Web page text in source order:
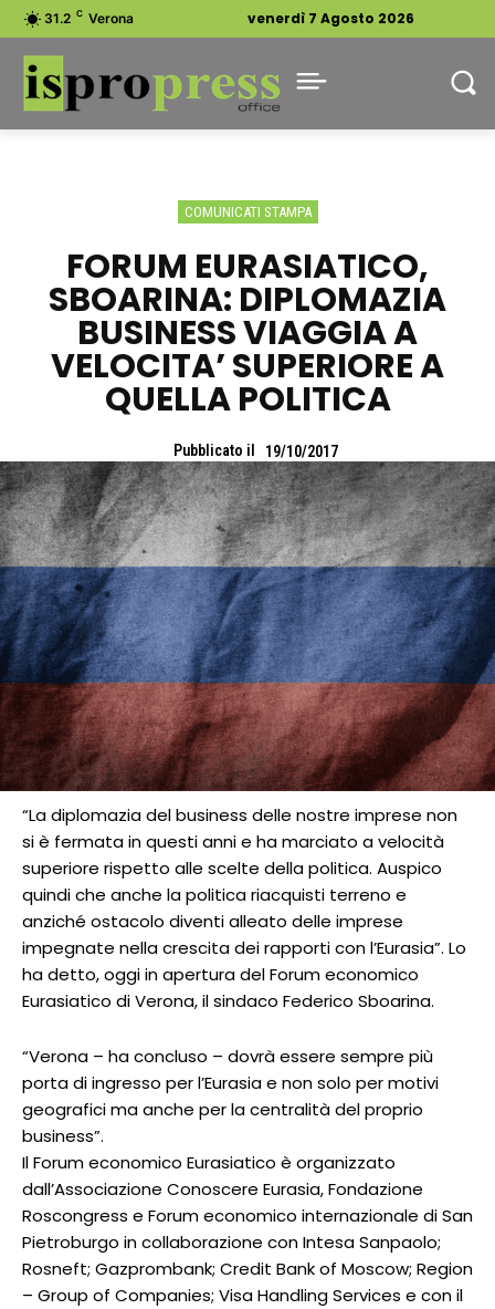
31.2 C Verona venerdì 7 Agosto 2026
COMUNICATI STAMPA
FORUM EURASIATICO,
SBOARINA: DIPLOMAZIA
BUSINESS VIAGGIA A
VELOCITA’ SUPERIORE A
QUELLA POLITICA
Pubblicato il 19/10/2017
“La diplomazia del business delle nostre imprese non
si è fermata in questi anni e ha marciato a velocità
superiore rispetto alle scelte della politica. Auspico
quindi che anche la politica riacquisti terreno e
anziché ostacolo diventi alleato delle imprese
impegnate nella crescita dei rapporti con l’Eurasia”. Lo
ha detto, oggi in apertura del Forum economico
Eurasiatico di Verona, il sindaco Federico Sboarina.
“Verona – ha concluso – dovrà essere sempre più
porta di ingresso per l’Eurasia e non solo per motivi
geografici ma anche per la centralità del proprio
business”.
Il Forum economico Eurasiatico è organizzato
dall’Associazione Conoscere Eurasia, Fondazione
Roscongress e Forum economico internazionale di San
Pietroburgo in collaborazione con Intesa Sanpaolo;
Rosneft; Gazprombank; Credit Bank of Moscow; Region
– Group of Companies; Visa Handling Services e con il